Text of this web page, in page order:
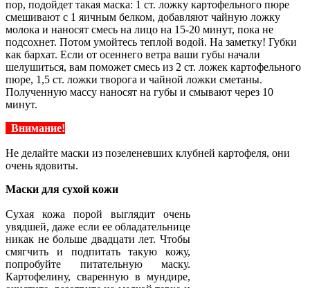
пор, подойдет такая маска: 1 ст. ложку картофельного пюре
смешивают с 1 яичным белком, добавляют чайную ложку
молока и наносят смесь на лицо на 15-20 минут, пока не
подсохнет. Потом умойтесь теплой водой. На заметку! Губки
как бархат. Если от осеннего ветра ваши губы начали
шелушиться, вам поможет смесь из 2 ст. ложек картофельного
пюре, 1,5 ст. ложки творога и чайной ложки сметаны.
Полученную массу наносят на губы и смывают через 10
минут.
Внимание!
Не делайте маски из позеленевших клубней картофеля, они
очень ядовиты.
Маски для сухой кожи
Сухая кожа порой выглядит очень
увядшей, даже если ее обладательнице
никак не больше двадцати лет. Чтобы
смягчить и подпитать такую кожу,
попробуйте питательную маску.
Картофелину, сваренную в мундире,